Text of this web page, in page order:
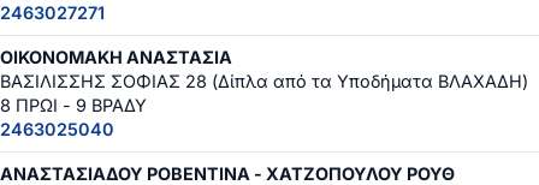
2463027271
ΟΙΚΟΝΟΜΑΚΗ ΑΝΑΣΤΑΣΙΑ
ΒΑΣΙΛΙΣΣΗΣ ΣΟΦΙΑΣ 28 (Δίπλα από τα Υποδήματα ΒΛΑΧΑΔΗ)
8 ΠΡΩΙ - 9 ΒΡΑΔΥ
2463025040
ΑΝΑΣΤΑΣΙΑΔΟΥ ΡΟΒΕΝΤΙΝΑ - ΧΑΤΖΟΠΟΥΛΟΥ ΡΟΥΘ